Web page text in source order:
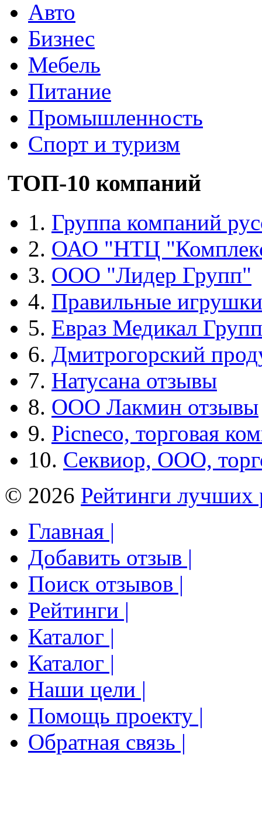
Авто
Бизнес
Мебель
Питание
Промышленность
Спорт и туризм
ТОП-10 компаний
1. Группа компаний
2. ОАО "НТЦ
3. ООО "Лидер Групп"
4. Правильные игрушки
5. Евраз Медикал Групп
6. Дмитрогорский
7. Натусана отзывы
8. ООО Лакмин отзывы
9. Picneco, торговая
10. Секвиор, ООО,
© 2026 Рейтинги лучших
Главная |
Добавить отзыв |
Поиск отзывов |
Рейтинги |
Каталог |
Каталог |
Наши цели |
Помощь проекту |
Обратная связь |